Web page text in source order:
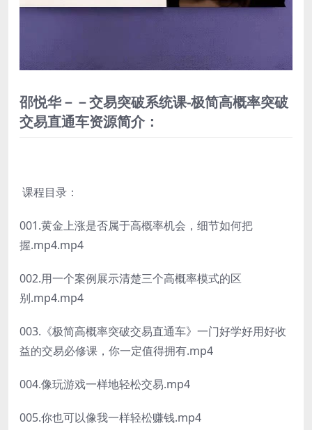
邵悦华－－交易突破系统课-极简高概率突破
交易直通车资源简介：
课程目录：
001.黄金上涨是否属于高概率机会，细节如何把
握.mp4.mp4
002.用一个案例展示清楚三个高概率模式的区
别.mp4.mp4
003.《极简高概率突破交易直通车》一门好学好用好收
益的交易必修课，你一定值得拥有.mp4
004.像玩游戏一样地轻松交易.mp4
005.你也可以像我一样轻松赚钱.mp4